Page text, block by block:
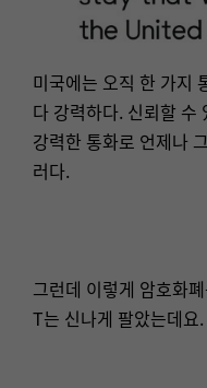
미국에는 오직 한 가지
다 강력하다. 신뢰할 수
강력한 통화로 언제나
러다.
그런데 이렇게 암호화
T는 신나게 팔았는데요.